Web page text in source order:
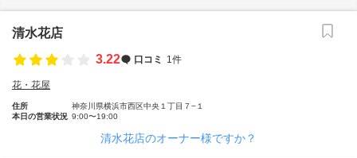
清水花店
3.22
口コミ 1件
花・花屋
住所
神奈川県横浜市西区中央１丁目７−１
本日の営業状況 9:00〜19:00
清水花店のオーナー様ですか？